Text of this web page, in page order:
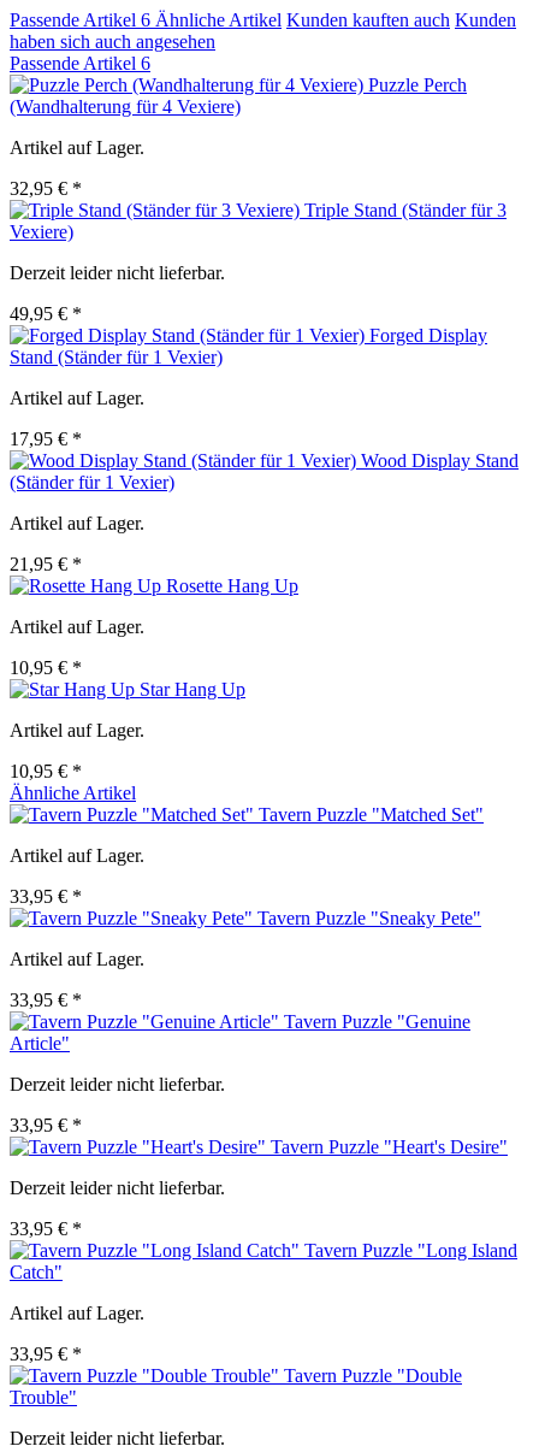
Passende Artikel 6 Ähnliche Artikel Kunden kauften auch Kunden
haben sich auch angesehen
Passende Artikel 6
Puzzle Perch
(Wandhalterung für 4 Vexiere)
Artikel auf Lager.
32,95 € *
Triple Stand (Ständer für 3
Vexiere)
Derzeit leider nicht lieferbar.
49,95 € *
Forged Display
Stand (Ständer für 1 Vexier)
Artikel auf Lager.
17,95 € *
Wood Display Stand
(Ständer für 1 Vexier)
Artikel auf Lager.
21,95 € *
Rosette Hang Up
Artikel auf Lager.
10,95 € *
Star Hang Up
Artikel auf Lager.
10,95 € *
Ähnliche Artikel
Tavern Puzzle "Matched Set"
Artikel auf Lager.
33,95 € *
Tavern Puzzle "Sneaky Pete"
Artikel auf Lager.
33,95 € *
Tavern Puzzle "Genuine
Article"
Derzeit leider nicht lieferbar.
33,95 € *
Tavern Puzzle "Heart's Desire"
Derzeit leider nicht lieferbar.
33,95 € *
Tavern Puzzle "Long Island
Catch"
Artikel auf Lager.
33,95 € *
Tavern Puzzle "Double
Trouble"
Derzeit leider nicht lieferbar.